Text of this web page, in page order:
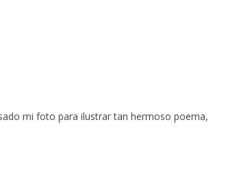
mi foto para ilustrar tan hermoso poema,